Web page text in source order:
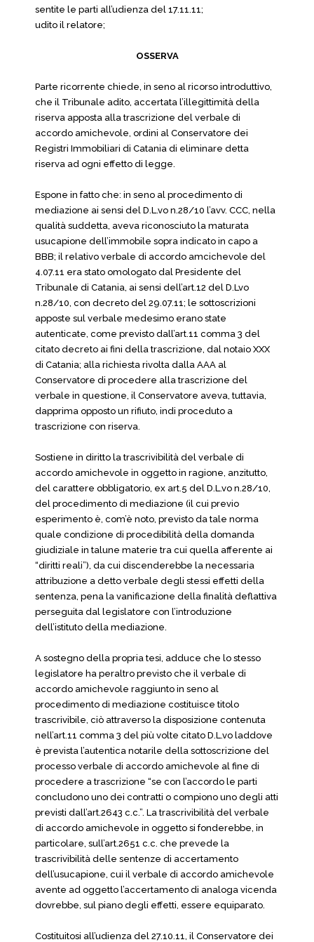
sentite le parti all’udienza del 17.11.11;
udito il relatore;
OSSERVA
Parte ricorrente chiede, in seno al ricorso introduttivo,
che il Tribunale adito, accertata l’illegittimità della
riserva apposta alla trascrizione del verbale di
accordo amichevole, ordini al Conservatore dei
Registri Immobiliari di Catania di eliminare detta
riserva ad ogni effetto di legge.
Espone in fatto che: in seno al procedimento di
mediazione ai sensi del D.L.vo n.28/10 l’avv. CCC, nella
qualità suddetta, aveva riconosciuto la maturata
usucapione dell’immobile sopra indicato in capo a
BBB; il relativo verbale di accordo amcichevole del
4.07.11 era stato omologato dal Presidente del
Tribunale di Catania, ai sensi dell’art.12 del D.Lvo
n.28/10, con decreto del 29.07.11; le sottoscrizioni
apposte sul verbale medesimo erano state
autenticate, come previsto dall’art.11 comma 3 del
citato decreto ai fini della trascrizione, dal notaio XXX
di Catania; alla richiesta rivolta dalla AAA al
Conservatore di procedere alla trascrizione del
verbale in questione, il Conservatore aveva, tuttavia,
dapprima opposto un rifiuto, indi proceduto a
trascrizione con riserva.
Sostiene in diritto la trascrivibilità del verbale di
accordo amichevole in oggetto in ragione, anzitutto,
del carattere obbligatorio, ex art.5 del D.L.vo n.28/10,
del procedimento di mediazione (il cui previo
esperimento è, com’è noto, previsto da tale norma
quale condizione di procedibilità della domanda
giudiziale in talune materie tra cui quella afferente ai
“diritti reali”), da cui discenderebbe la necessaria
attribuzione a detto verbale degli stessi effetti della
sentenza, pena la vanificazione della finalità deflattiva
perseguita dal legislatore con l’introduzione
dell’istituto della mediazione.
A sostegno della propria tesi, adduce che lo stesso
legislatore ha peraltro previsto che il verbale di
accordo amichevole raggiunto in seno al
procedimento di mediazione costituisce titolo
trascrivibile, ciò attraverso la disposizione contenuta
nell’art.11 comma 3 del più volte citato D.L.vo laddove
è prevista l’autentica notarile della sottoscrizione del
processo verbale di accordo amichevole al fine di
procedere a trascrizione “se con l’accordo le parti
concludono uno dei contratti o compiono uno degli atti
previsti dall’art.2643 c.c.”. La trascrivibilità del verbale
di accordo amichevole in oggetto si fonderebbe, in
particolare, sull’art.2651 c.c. che prevede la
trascrivibilità delle sentenze di accertamento
dell’usucapione, cui il verbale di accordo amichevole
avente ad oggetto l’accertamento di analoga vicenda
dovrebbe, sul piano degli effetti, essere equiparato.
Costituitosi all’udienza del 27.10.11, il Conservatore dei